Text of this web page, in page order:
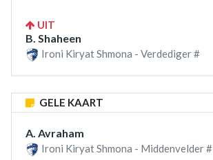
UIT
B. Shaheen
Ironi Kiryat Shmona - Verdediger #
GELE KAART
A. Avraham
Ironi Kiryat Shmona - Middenvelder #